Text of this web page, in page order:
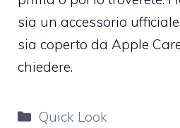
sia un accessorio
sia coperto da Apple
chiedere.
Categorie
Quick Look